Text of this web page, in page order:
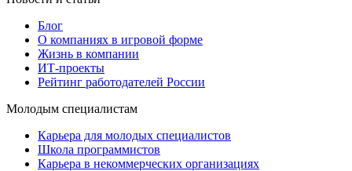
Блог
О компаниях в игровой форме
Жизнь в компании
ИТ-проекты
Рейтинг работодателей России
Молодым специалистам
Карьера для молодых специалистов
Школа программистов
Карьера в некоммерческих организациях